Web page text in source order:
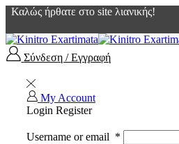
Καλώς ήρθατε στο site λιανικής!
Σύνδεση / Εγγραφή
My Account
Login Register
Username or email *